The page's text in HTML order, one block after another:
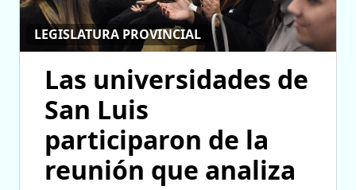
LEGISLATURA PROVINCIAL
Las universidades de
San Luis
participaron de la
reunión que analiza